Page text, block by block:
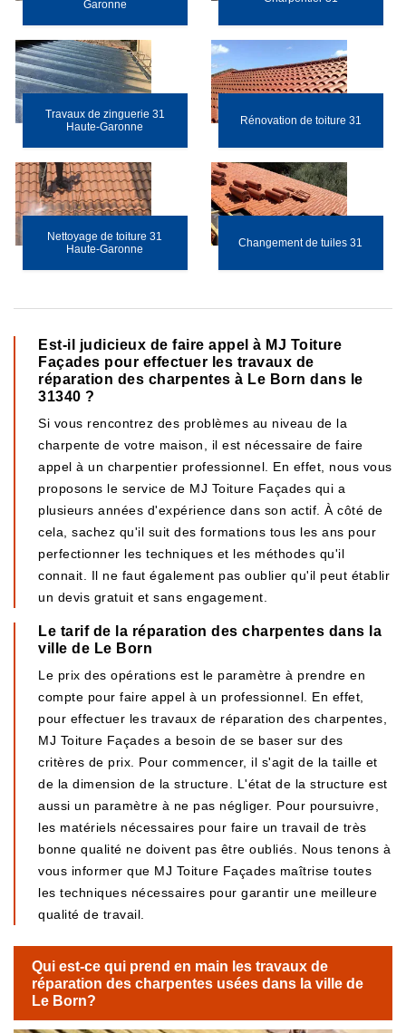
Garonne
Travaux de zinguerie 31
Haute-Garonne
Rénovation de toiture 31
Nettoyage de toiture 31
Haute-Garonne
Changement de tuiles 31
Est-il judicieux de faire appel à MJ Toiture
Façades pour effectuer les travaux de
réparation des charpentes à Le Born dans le
31340 ?
Si vous rencontrez des problèmes au niveau de la
charpente de votre maison, il est nécessaire de faire
appel à un charpentier professionnel. En effet, nous vous
proposons le service de MJ Toiture Façades qui a
plusieurs années d'expérience dans son actif. À côté de
cela, sachez qu'il suit des formations tous les ans pour
perfectionner les techniques et les méthodes qu'il
connait. Il ne faut également pas oublier qu'il peut établir
un devis gratuit et sans engagement.
Le tarif de la réparation des charpentes dans la
ville de Le Born
Le prix des opérations est le paramètre à prendre en
compte pour faire appel à un professionnel. En effet,
pour effectuer les travaux de réparation des charpentes,
MJ Toiture Façades a besoin de se baser sur des
critères de prix. Pour commencer, il s'agit de la taille et
de la dimension de la structure. L'état de la structure est
aussi un paramètre à ne pas négliger. Pour poursuivre,
les matériels nécessaires pour faire un travail de très
bonne qualité ne doivent pas être oubliés. Nous tenons à
vous informer que MJ Toiture Façades maîtrise toutes
les techniques nécessaires pour garantir une meilleure
qualité de travail.
Qui est-ce qui prend en main les travaux de
réparation des charpentes usées dans la ville de
Le Born?